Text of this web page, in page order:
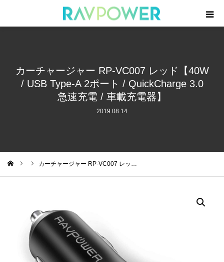
カーチャージャー RP-VC007 レッド【40W
/ USB Type-A 2ポート / QuickCharge 3.0
急速充電 / 車載充電器】
2019.08.14
カーチャージャー RP-VC007 レッ…
モバイルバッテリー
急速充電器
サポート・登録